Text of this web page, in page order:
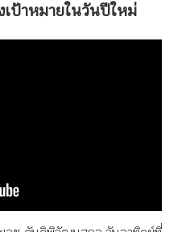
เป้าหมายในวันปีใหม่